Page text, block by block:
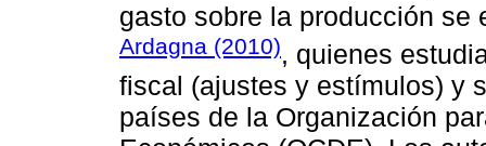
gasto sobre la producción
Ardagna (2010), quienes
fiscal (ajustes y estímulos) y
países de la Organización